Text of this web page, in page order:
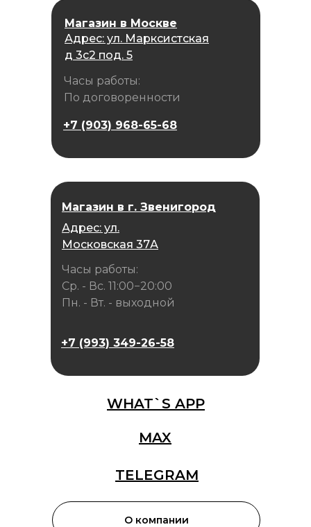
Магазин в Москве
Адрес: ул. Марксистская
д 3с2 под. 5
Часы работы:
По договоренности
О компании
MAX
TELEGRAM
WHAT`S APP
Часы работы:
Ср. - Вс. 11:00−20:00
Пн. - Вт. - выходной
Магазин в г. Звенигород
Адрес: ул.
Московская 37А
+7 (993) 349-26-58
+7 (903) 968-65-68